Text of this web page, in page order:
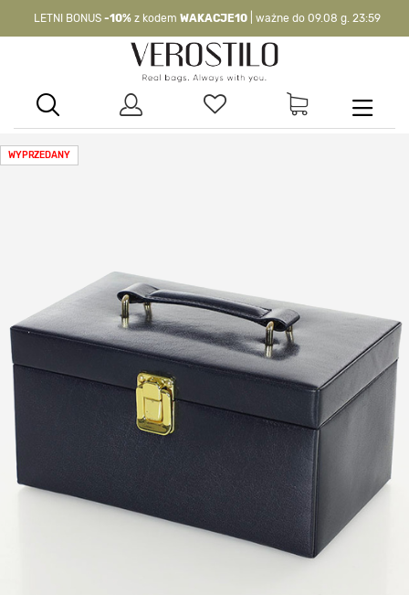
LETNI BONUS -10% z kodem WAKACJE10 | ważne do 09.08 g. 23:59
WAKACJE10| nie dotyczy produktów z flagą OKAZJA >
WYPRZEDANY